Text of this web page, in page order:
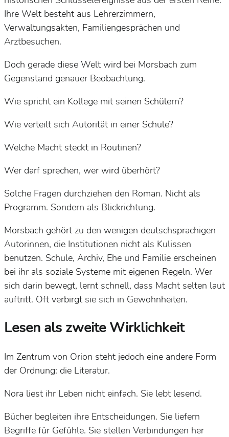
Ihre Welt besteht aus Lehrerzimmern,
Verwaltungsakten, Familiengesprächen und
Arztbesuchen.
Doch gerade diese Welt wird bei Morsbach zum
Gegenstand genauer Beobachtung.
Wie spricht ein Kollege mit seinen Schülern?
Wie verteilt sich Autorität in einer Schule?
Welche Macht steckt in Routinen?
Wer darf sprechen, wer wird überhört?
Solche Fragen durchziehen den Roman. Nicht als
Programm. Sondern als Blickrichtung.
Morsbach gehört zu den wenigen deutschsprachigen
Autorinnen, die Institutionen nicht als Kulissen
benutzen. Schule, Archiv, Ehe und Familie erscheinen
bei ihr als soziale Systeme mit eigenen Regeln. Wer
sich darin bewegt, lernt schnell, dass Macht selten laut
auftritt. Oft verbirgt sie sich in Gewohnheiten.
Lesen als zweite Wirklichkeit
Im Zentrum von Orion steht jedoch eine andere Form
der Ordnung: die Literatur.
Nora liest ihr Leben nicht einfach. Sie lebt lesend.
Bücher begleiten ihre Entscheidungen. Sie liefern
Begriffe für Gefühle. Sie stellen Verbindungen her